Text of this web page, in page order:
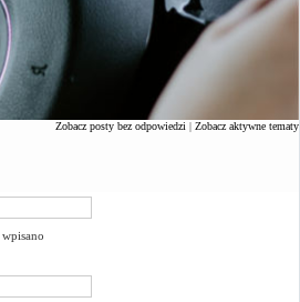
Zobacz posty bez odpowiedzi | Zobacz aktywne tematy